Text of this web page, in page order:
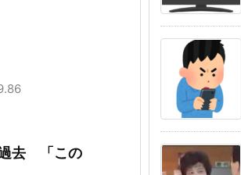
去 「この